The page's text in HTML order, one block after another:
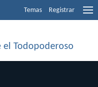
Temas Registrar
el Todopoderoso